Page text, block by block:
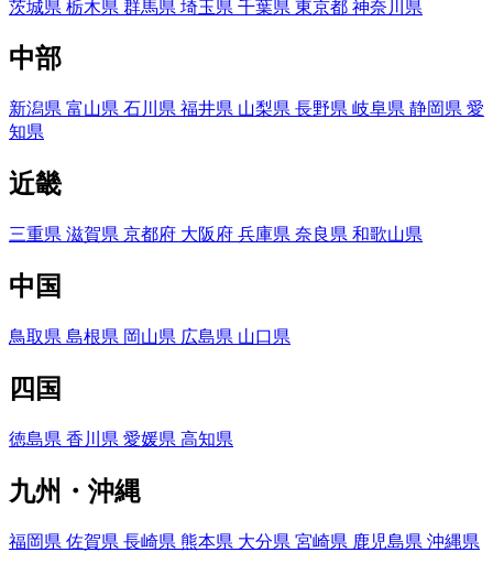
茨城県 栃木県 群馬県 埼玉県 千葉県 東京都 神奈川県
中部
新潟県 富山県 石川県 福井県 山梨県 長野県 岐阜県 静岡県 愛
知県
近畿
三重県 滋賀県 京都府 大阪府 兵庫県 奈良県 和歌山県
中国
鳥取県 島根県 岡山県 広島県 山口県
四国
徳島県 香川県 愛媛県 高知県
九州・沖縄
福岡県 佐賀県 長崎県 熊本県 大分県 宮崎県 鹿児島県 沖縄県